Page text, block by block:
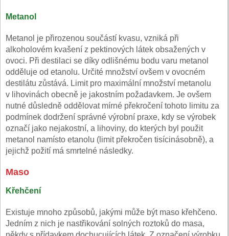
Metanol
Metanol je přirozenou součástí kvasu, vzniká při
alkoholovém kvašení z pektinových látek obsažených v
ovoci. Při destilaci se díky odlišnému bodu varu metanol
odděluje od etanolu. Určité množství ovšem v ovocném
destilátu zůstává. Limit pro maximální množství metanolu
v lihovinách obecně je jakostním požadavkem. Je ovšem
nutné důsledně oddělovat mírné překročení tohoto limitu za
podmínek dodržení správné výrobní praxe, kdy se výrobek
označí jako nejakostní, a lihoviny, do kterých byl použit
metanol namísto etanolu (limit překročen tisícinásobně), a
jejichž požití má smrtelné následky.
Maso
Křehčení
Existuje mnoho způsobů, jakými může být maso křehčeno.
Jedním z nich je nastřikování solných roztoků do masa,